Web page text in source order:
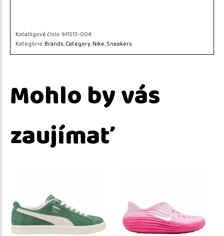
Katalógové číslo:IH1513-004
Kategórie:Brands,Category,Nike,Sneakers
Mohlo by vás
zaujímať